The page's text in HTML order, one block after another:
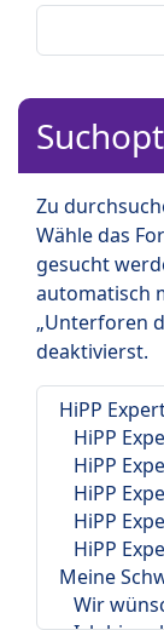
Zu
Wähle das
gesucht
automatisch
„Unterforen
deaktivierst.